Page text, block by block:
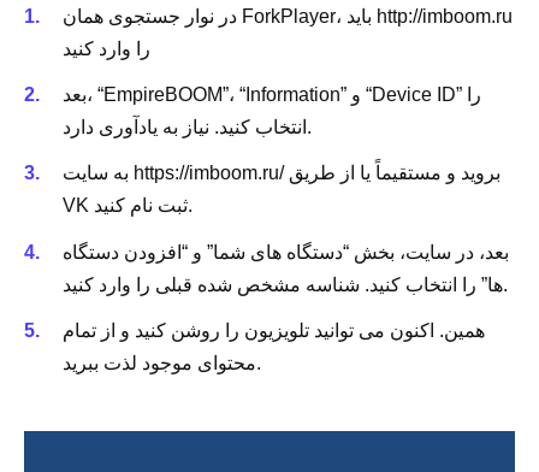
در نوار جستجوی همان ForkPlayer، باید http://imboom.ru
را وارد کنید
بعد، “EmpireBOOM”، “Information” و “Device ID” را
انتخاب کنید. نیاز به یادآوری دارد.
به سایت https://imboom.ru/ بروید و مستقیماً یا از طریق
VK ثبت نام کنید.
بعد، در سایت، بخش “دستگاه های شما” و “افزودن دستگاه
ها” را انتخاب کنید. شناسه مشخص شده قبلی را وارد کنید.
همین. اکنون می توانید تلویزیون را روشن کنید و از تمام
محتوای موجود لذت ببرید.